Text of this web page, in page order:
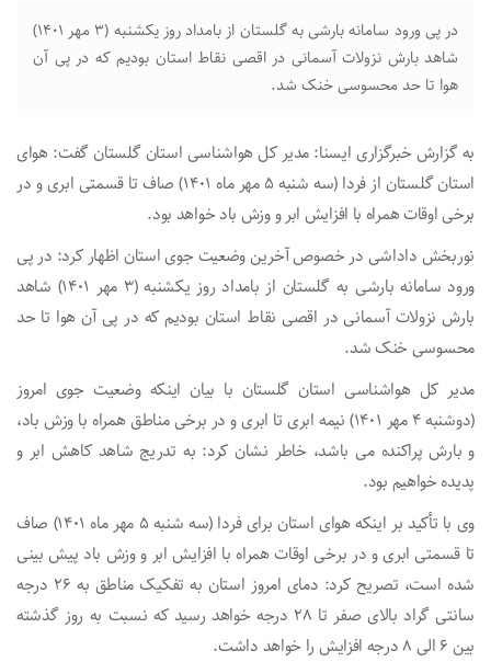
در پی ورود سامانه بارشی به گلستان از بامداد روز یکشنبه (۳ مهر ۱۴۰۱)
شاهد بارش نزولات آسمانی در اقصی نقاط استان بودیم که در پی آن
هوا تا حد محسوسی خنک شد.
به گزارش خبرگزاری ایسنا: مدیر کل هواشناسی استان گلستان گفت: هوای
استان گلستان از فردا (سه شنبه ۵ مهر ماه ۱۴۰۱) صاف تا قسمتی ابری و در
برخی اوقات همراه با افزایش ابر و وزش باد خواهد بود.
نوربخش داداشی در خصوص آخرین وضعیت جوی استان اظهار کرد: در پی
ورود سامانه بارشی به گلستان از بامداد روز یکشنبه (۳ مهر ۱۴۰۱) شاهد
بارش نزولات آسمانی در اقصی نقاط استان بودیم که در پی آن هوا تا حد
محسوسی خنک شد.
مدیر کل هواشناسی استان گلستان با بیان اینکه وضعیت جوی امروز
(دوشنبه ۴ مهر ۱۴۰۱) نیمه ابری تا ابری و در برخی مناطق همراه با وزش باد،
و بارش پراکنده می باشد، خاطر نشان کرد: به تدریج شاهد کاهش ابر و
پدیده خواهیم بود.
وی با تأکید بر اینکه هوای استان برای فردا (سه شنبه ۵ مهر ماه ۱۴۰۱) صاف
تا قسمتی ابری و در برخی اوقات همراه با افزایش ابر و وزش باد پیش بینی
شده است، تصریح کرد: دمای امروز استان به تفکیک مناطق به ۲۶ درجه
سانتی گراد بالای صفر تا ۲۸ درجه خواهد رسید که نسبت به روز گذشته
بین ۶ الی ۸ درجه افزایش را خواهد داشت.